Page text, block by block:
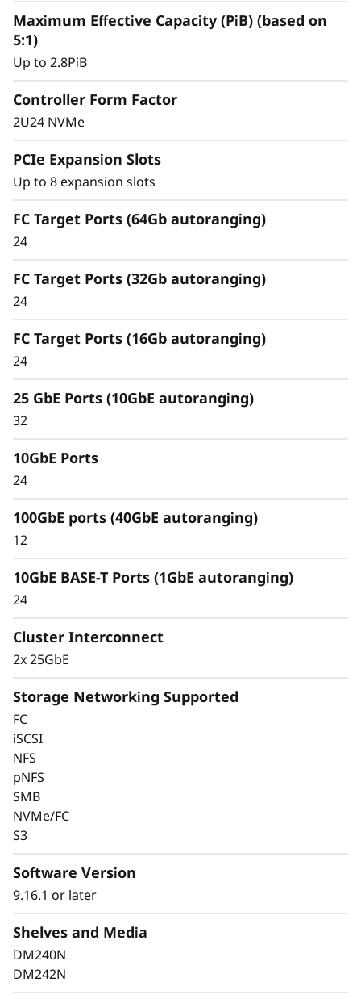
Максимально эффективно используйте
производительности, необходимой для работы
комплексные
управления данными
управляет блочными, файловыми и
объектными рабочими нагрузками как
интерфейс управления, обеспечивая
эффективный и непрерывный
Удовлетворяет требования современных
рабочих нагрузок, устраняет изолированность
СХД и снижает задержки, обеспечивая
простоту масштабирования.
Обеспечьте доступность
Maximum Effective Capacity (PiB) (based on
5:1)
Up to 2.8PiB
Controller Form Factor
2U24 NVMe
PCIe Expansion Slots
Up to 8 expansion slots
FC Target Ports (64Gb autoranging)
24
FC Target Ports (32Gb autoranging)
24
FC Target Ports (16Gb autoranging)
24
25 GbE Ports (10GbE autoranging)
32
10GbE Ports
24
100GbE ports (40GbE autoranging)
12
10GbE BASE-T Ports (1GbE autoranging)
24
Cluster Interconnect
2x 25GbE
Storage Networking Supported
FC
iSCSI
NFS
pNFS
SMB
NVMe/FC
S3
Software Version
9.16.1 or later
Shelves and Media
DM240N
DM242N